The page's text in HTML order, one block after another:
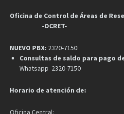
Oficina de Control de Áreas de
-OCRET-
NUEVO PBX: 2320-7150
Consultas de saldo para pago
Whatsapp 2320-7150
Horario de atención de:
Oficina Central: